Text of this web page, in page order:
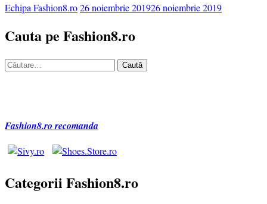
Echipa Fashion8.ro26 noiembrie 201926 noiembrie 2019
Cauta pe Fashion8.ro
Caută
Fashion8.ro recomanda
Categorii Fashion8.ro